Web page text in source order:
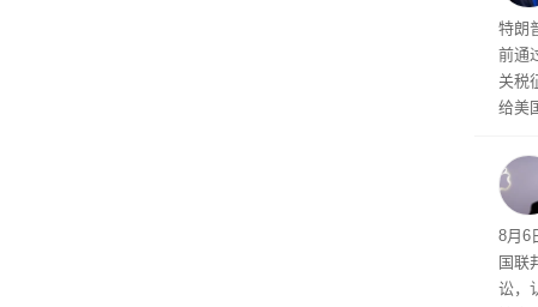
特朗
前通
关税
给美
A）
入的
8月6
国联
讼，